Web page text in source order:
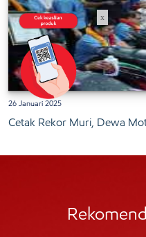
26 Januari 2025
Cetak Rekor Muri, Dewa
x